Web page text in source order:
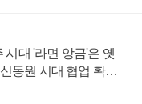
시대 '라면 앙금'은 옛
동원 시대 협업 확대